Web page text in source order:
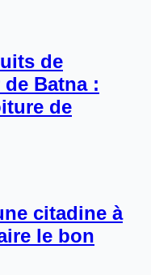
de
Batna :
de
citadine à
le bon